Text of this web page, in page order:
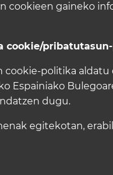
cookieen gaineko
cookie/
cookie-politika
Espainiako
dugu.
egitekotan,